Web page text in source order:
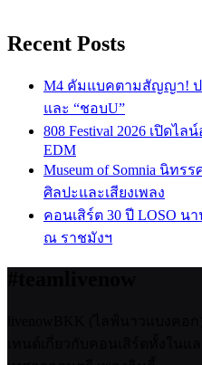
Recent Posts
M4 คัมแบคตามสัญญา! ป
และ “ชอบU”
808 Festival 2026 เปิดไ
EDM
Museum of Somnia นิท
ศิลปะและเสียงเพลง
คอนเสิร์ต 30 ปี LOSO น
ณ ราชมังฯ